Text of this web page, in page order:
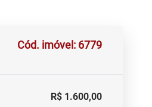
Cód. imóvel: 6779
R$ 1.600,00